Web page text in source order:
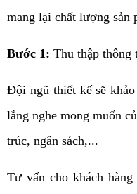
mang lại chất lượng sản
Bước 1: Thu thập thông
Đội ngũ thiết kế sẽ
lắng nghe mong muốn
trúc, ngân sách,...
Tư vấn cho khách